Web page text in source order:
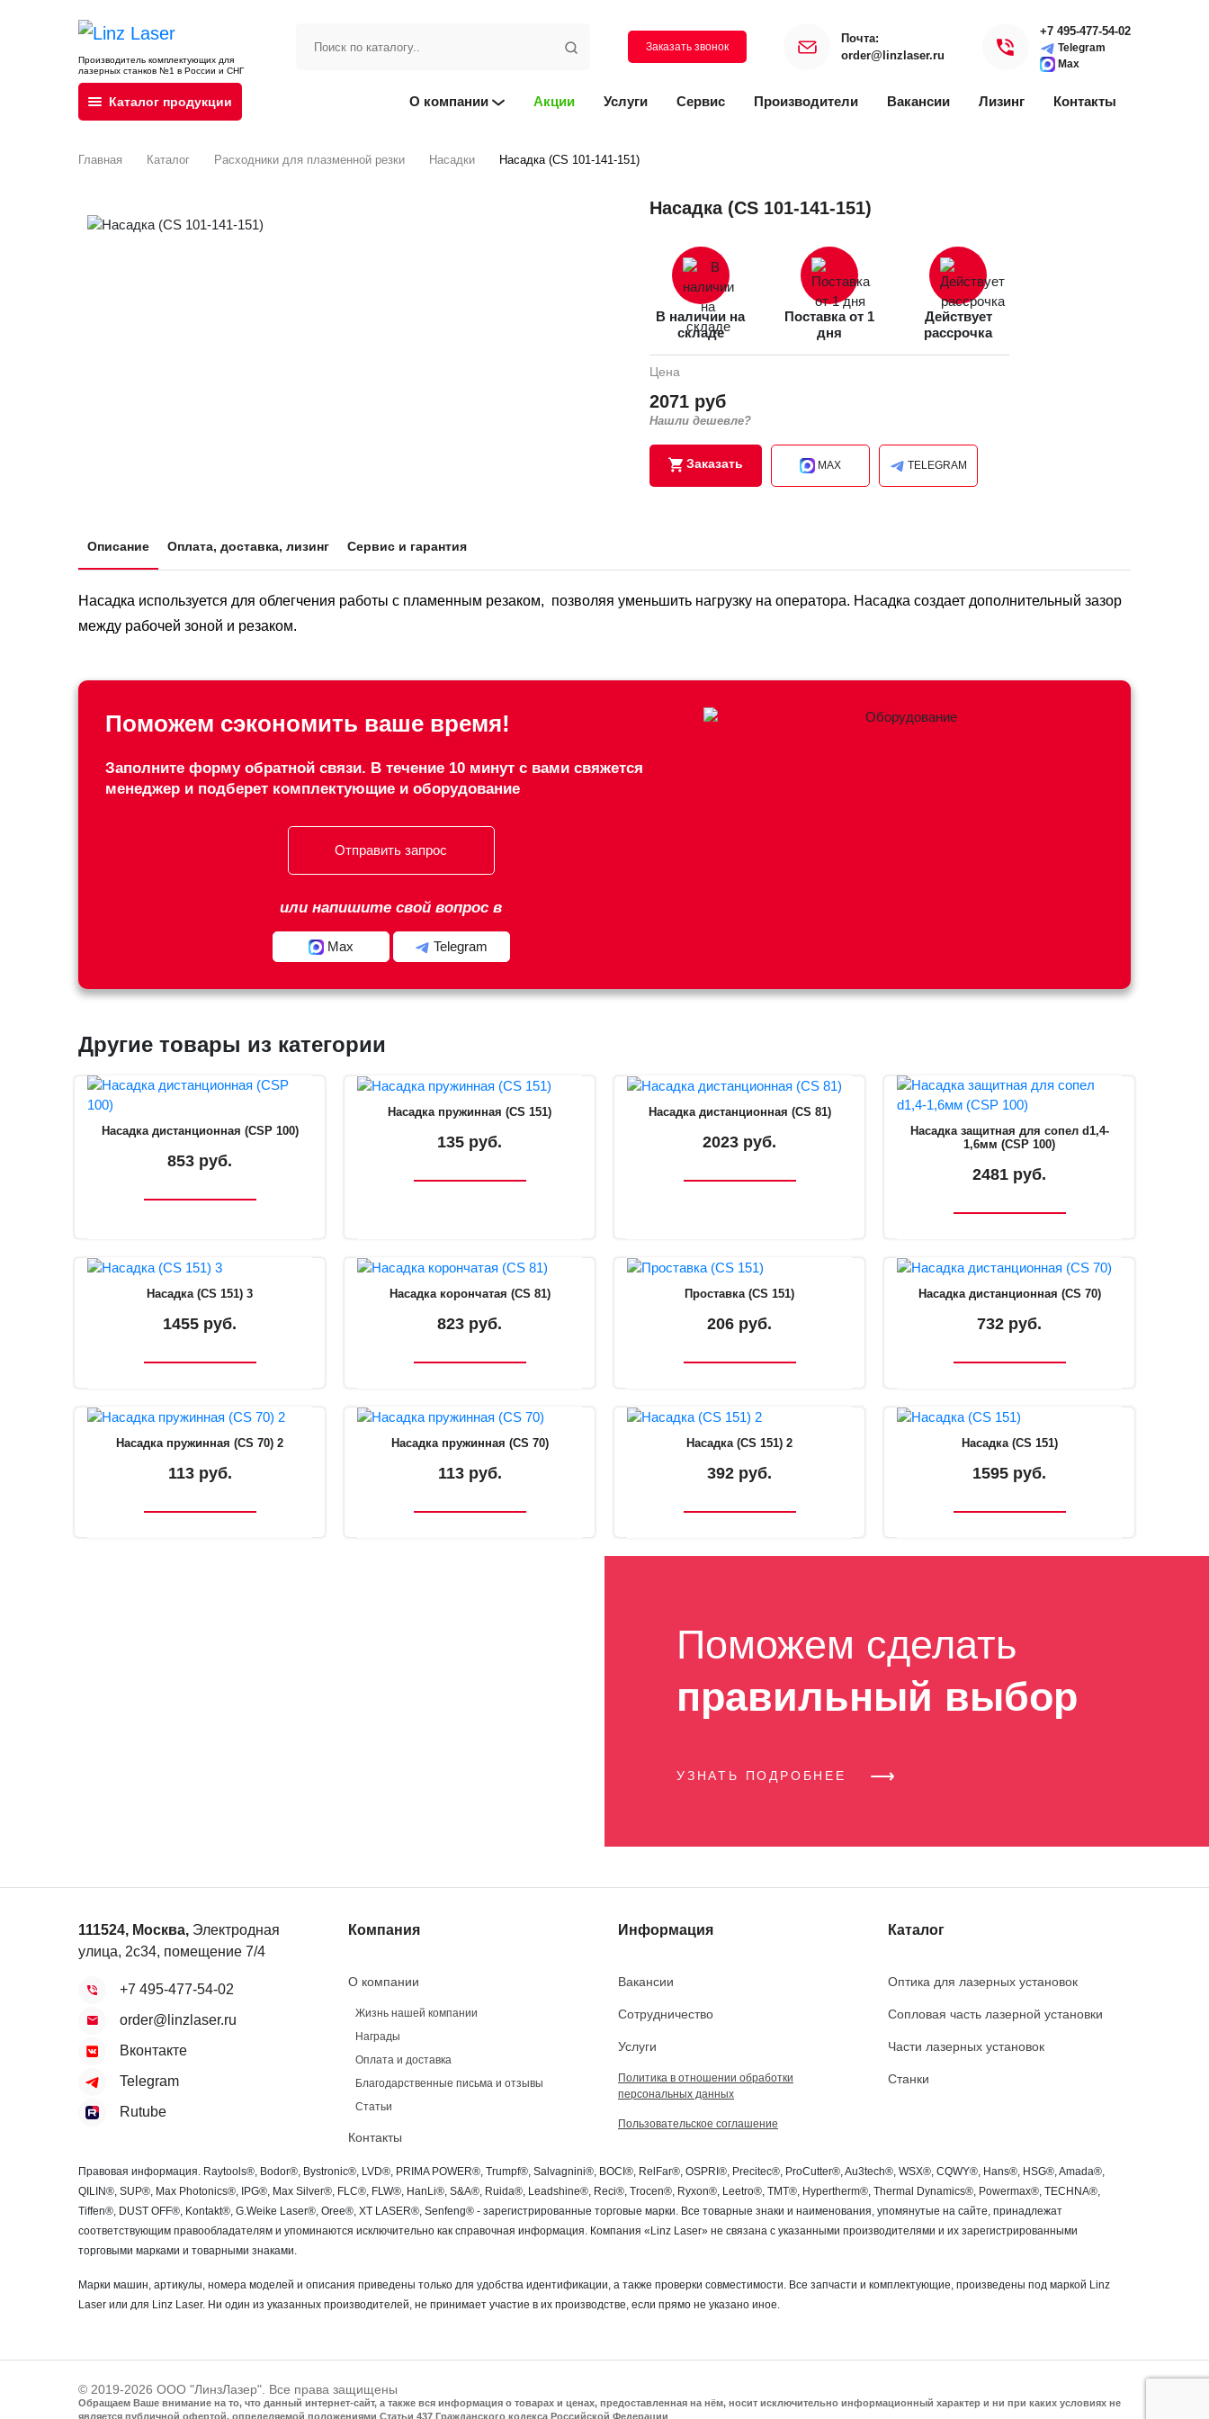
Производитель комплектующих для
лазерных станков №1 в России и СНГ
Заказать звонок
Почта:
order@linzlaser.ru
+7 495-477-54-02
Telegram
Max
Каталог продукции О компании Акции Услуги Сервис Производители Вакансии Лизинг Контакты
Главная Каталог Расходники для плазменной резки Насадки Насадка (CS 101-141-151)
Насадка (CS 101-141-151)
В наличии на
складе
Поставка от 1
дня
Действует
рассрочка
Цена
2071 руб
Нашли дешевле?
Заказать MAX TELEGRAM
Описание Оплата, доставка, лизинг Сервис и гарантия
Насадка используется для облегчения работы с пламенным резаком, позволяя уменьшить нагрузку на оператора. Насадка создает дополнительный зазор
между рабочей зоной и резаком.
Поможем сэкономить ваше время!
Заполните форму обратной связи. В течение 10 минут с вами свяжется
менеджер и подберет комплектующие и оборудование
Отправить запрос
или напишите свой вопрос в
Max Telegram
Другие товары из категории
Насадка дистанционная (CSP 100)
853 руб.
Насадка пружинная (CS 151)
135 руб.
Насадка дистанционная (CS 81)
2023 руб.
Насадка защитная для сопел d1,4-
1,6мм (CSP 100)
2481 руб.
Насадка (CS 151) 3
1455 руб.
Насадка корончатая (CS 81)
823 руб.
Проставка (CS 151)
206 руб.
Насадка дистанционная (CS 70)
732 руб.
Насадка пружинная (CS 70) 2
113 руб.
Насадка пружинная (CS 70)
113 руб.
Насадка (CS 151) 2
392 руб.
Насадка (CS 151)
1595 руб.
Поможем сделать
правильный выбор
УЗНАТЬ ПОДРОБНЕЕ
111524, Москва, Электродная
улица, 2с34, помещение 7/4
+7 495-477-54-02
order@linzlaser.ru
Вконтакте
Telegram
Rutube
Компания
О компании
Жизнь нашей компании
Награды
Оплата и доставка
Благодарственные письма и отзывы
Статьи
Контакты
Информация
Вакансии
Сотрудничество
Услуги
Политика в отношении обработки
персональных данных
Пользовательское соглашение
Каталог
Оптика для лазерных установок
Сопловая часть лазерной установки
Части лазерных установок
Станки
Правовая информация. Raytools®, Bodor®, Bystronic®, LVD®, PRIMA POWER®, Trumpf®, Salvagnini®, BOCI®, RelFar®, OSPRI®, Precitec®, ProCutter®, Au3tech®, WSX®, CQWY®, Hans®, HSG®, Amada®,
QILIN®, SUP®, Max Photonics®, IPG®, Max Silver®, FLC®, FLW®, HanLi®, S&A®, Ruida®, Leadshine®, Reci®, Trocen®, Ryxon®, Leetro®, TMT®, Hypertherm®, Thermal Dynamics®, Powermax®, TECHNA®,
Tiffen®, DUST OFF®, Kontakt®, G.Weike Laser®, Oree®, XT LASER®, Senfeng® - зарегистрированные торговые марки. Все товарные знаки и наименования, упомянутые на сайте, принадлежат
соответствующим правообладателям и упоминаются исключительно как справочная информация. Компания «Linz Laser» не связана с указанными производителями и их зарегистрированными
торговыми марками и товарными знаками.
Марки машин, артикулы, номера моделей и описания приведены только для удобства идентификации, а также проверки совместимости. Все запчасти и комплектующие, произведены под маркой Linz
Laser или для Linz Laser. Ни один из указанных производителей, не принимает участие в их производстве, если прямо не указано иное.
© 2019-2026 ООО "ЛинзЛазер". Все права защищены
Обращаем Ваше внимание на то, что данный интернет-сайт, а также вся информация о товарах и ценах, предоставленная на нём, носит исключительно информационный характер и ни при каких условиях не
является публичной офертой, определяемой положениями Статьи 437 Гражданского кодекса Российской Федерации